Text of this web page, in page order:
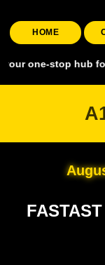
HOME
hub for